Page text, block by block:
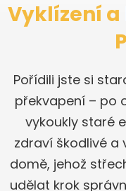
Vyklízení
Pořídili jste si
překvapení – po
vykoukly staré
zdraví škodlivé a
domě, jehož
udělat krok